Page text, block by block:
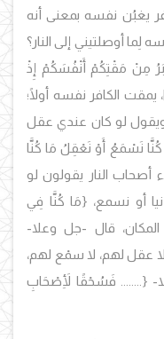
يغبُن نفسه بمعنى أنه
لِما أوصلتيني إلى النار؟
مِنْ مَقْتِكُمْ أَنْفُسَكُمْ إِذْ
يمقت الكافر نفسه أولًا؛
ويقول لو كان عندي عقل
كُنَّا نَسْمَعُ أَوْ نَعْقِلُ مَا كُنَّا
فهؤلاء أصحاب النار يقولون لو
أو نسمع، {مَا كُنَّا فِي
قال -جل وعلا-
لا عقل لهم، لا سمْع لهم،
{........ فَسُحْقًا لِأَصْحَابِ